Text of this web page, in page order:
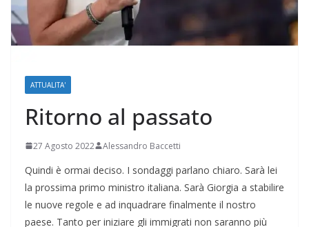
ATTUALITA'
Ritorno al passato
27 Agosto 2022 Alessandro Baccetti
Quindi è ormai deciso. I sondaggi parlano chiaro. Sarà lei
la prossima primo ministro italiana. Sarà Giorgia a stabilire
le nuove regole e ad inquadrare finalmente il nostro
paese. Tanto per iniziare gli immigrati non saranno più